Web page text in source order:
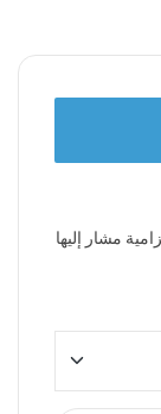
مشار إليها